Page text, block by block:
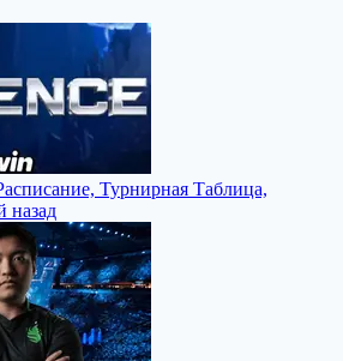
Турнирная Таблица,
назад